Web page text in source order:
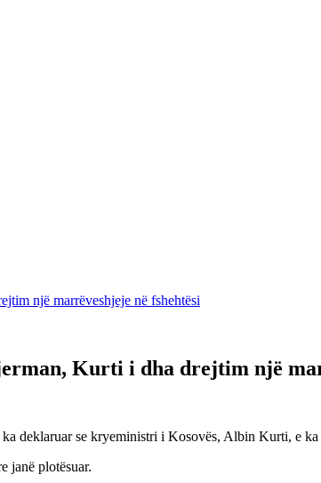
një marrëveshjeje në fshehtësi
Kurti i dha drejtim një
deklaruar se kryeministri i Kosovës, Albin Kurti, e ka
janë plotësuar.